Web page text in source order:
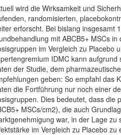
wird die Wirksamkeit und
randomisierten,
erforscht. Bei bislang insgesamt
mit ABCB5+ MSCs
im Vergleich zu Placebo
IDMC kann
der Studie, dem
geben: So empfahl das
die Fortführung nur noch einer
Dies bedeutet, dass die
MSCs/cm2), die auch
war, in der Lage
im Vergleich zu Placebo